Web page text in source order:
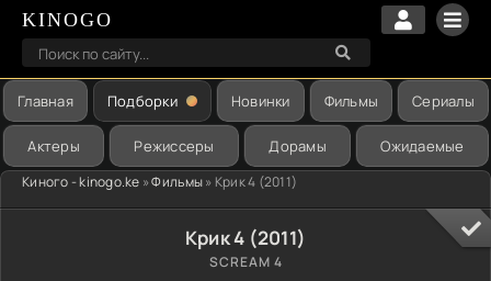
KINOGO
Главная Подборки Новинки Фильмы Сериалы
Актеры Режиссеры Дорамы Ожидаемые
Киного - kinogo.ke »Фильмы» Крик 4 (2011)
Крик 4 (2011)
SCREAM 4